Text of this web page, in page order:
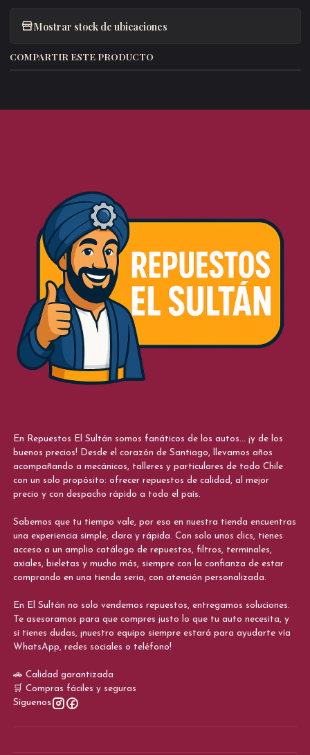
Mostrar stock de ubicaciones
COMPARTIR ESTE PRODUCTO
En Repuestos El Sultán somos fanáticos de los autos... ¡y de los
buenos precios! Desde el corazón de Santiago, llevamos años
acompañando a mecánicos, talleres y particulares de todo Chile
con un solo propósito: ofrecer repuestos de calidad, al mejor
precio y con despacho rápido a todo el país.
Sabemos que tu tiempo vale, por eso en nuestra tienda encuentras
una experiencia simple, clara y rápida. Con solo unos clics, tienes
acceso a un amplio catálogo de repuestos, filtros, terminales,
axiales, bieletas y mucho más, siempre con la confianza de estar
comprando en una tienda seria, con atención personalizada.
En El Sultán no solo vendemos repuestos, entregamos soluciones.
Te asesoramos para que compres justo lo que tu auto necesita, y
si tienes dudas, ¡nuestro equipo siempre estará para ayudarte vía
WhatsApp, redes sociales o teléfono!
🚗 Calidad garantizada
🛒 Compras fáciles y seguras
Síguenos